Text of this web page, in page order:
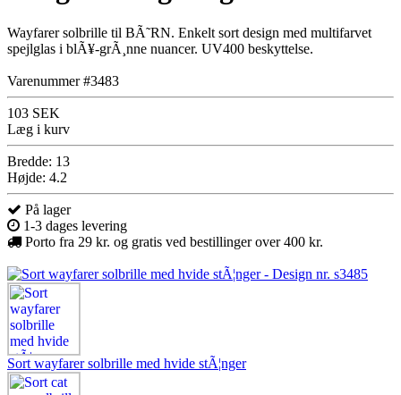
Wayfarer solbrille til BÃ˜RN. Enkelt sort design med multifarvet
spejlglas i blÃ¥-grÃ¸nne nuancer. UV400 beskyttelse.
Varenummer #3483
103 SEK
Læg i kurv
Bredde: 13
Højde: 4.2
På lager
1-3 dages levering
Porto fra 29 kr. og gratis ved bestillinger over 400 kr.
Sort wayfarer solbrille med hvide stÃ¦nger